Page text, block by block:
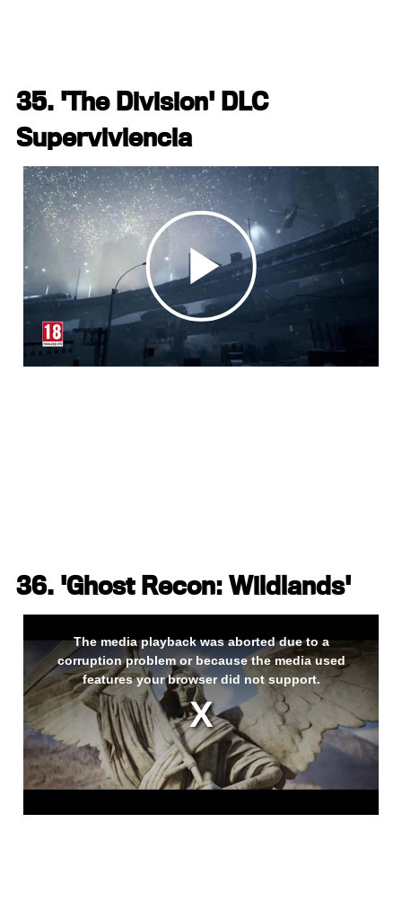
35. 'The Division' DLC
Superviviencia
36. 'Ghost Recon: Wildlands'